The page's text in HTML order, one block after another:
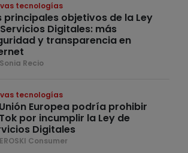
tecnologías
principales objetivos de la Ley
Digitales: más
y transparencia en
Recio
tecnologías
Europea podría prohibir
por incumplir la Ley de
Digitales
Consumer